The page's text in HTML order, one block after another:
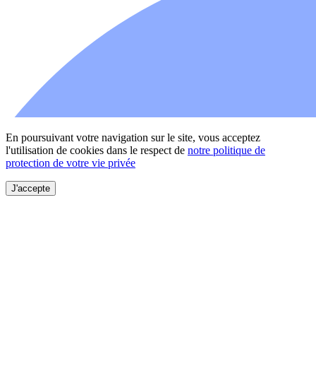
En poursuivant votre navigation sur le site, vous acceptez
l'utilisation de cookies dans le respect de notre politique de
protection de votre vie privée
J'accepte